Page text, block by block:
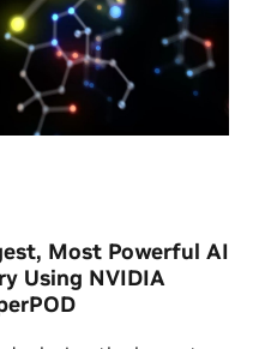
Most Powerful AI
Using NVIDIA